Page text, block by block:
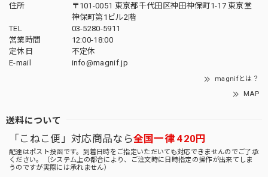
住所
〒101-0051 東京都千代田区神田神保町1-17 東京堂
神保町第1ビル2階
TEL
03-5280-5911
営業時間
12:00-18:00
定休日
不定休
E-mail
info@magnif.jp
magnifとは？
MAP
送料について
「こねこ便」対応商品なら全国一律 420円
配達はポスト投函です。到着日時をご指定いただいても対応できませんのでご了承
ください。（システム上の都合により、ご注文時に日時指定の操作が出来てしま
うのですが実際には承れません）